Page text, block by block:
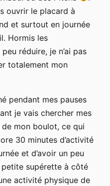
ouvrir le placard à
et surtout en journée
Hormis les
réduire, je n’ai pas
totalement mon
pendant mes pauses
je vais chercher mes
mon boulot, ce qui
30 minutes d’activité
et d’avoir un peu
supérette à côté
activité physique de